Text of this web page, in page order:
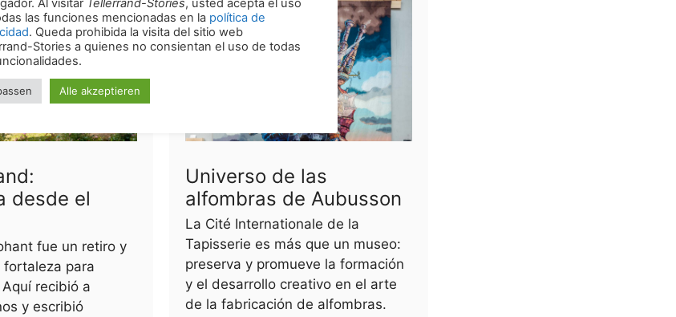
desde el
fue un retiro y
para
recibió a
y escribió
Universo de las
alfombras de Aubusson
La Cité Internationale de la
Tapisserie es más que un museo:
preserva y promueve la formación
y el desarrollo creativo en el arte
de la fabricación de alfombras.